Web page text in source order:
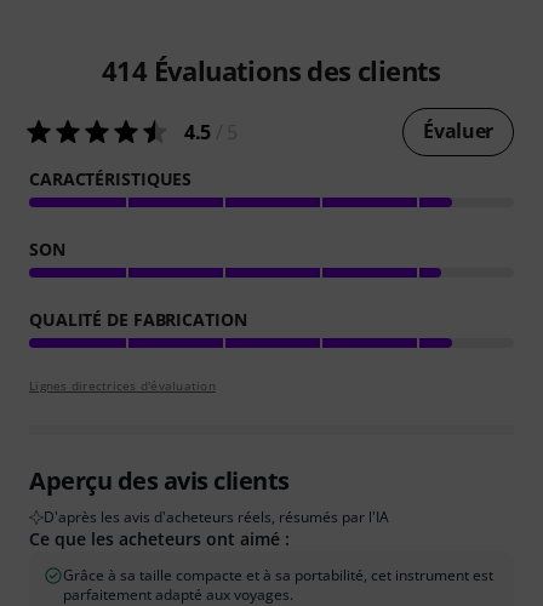
414 Évaluations des clients
4.5 Évaluer
CARACTÉRISTIQUES
SON
QUALITÉ DE FABRICATION
Lignes directrices d'évaluation
Aperçu des avis clients
D'après les avis d'acheteurs réels, résumés par l'IA
Ce que les acheteurs ont aimé :
Grâce à sa taille compacte et à sa portabilité, cet instrument est
parfaitement adapté aux voyages.